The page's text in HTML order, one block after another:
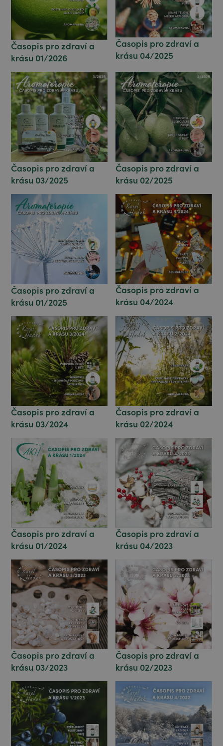
Časopis pro zdraví a
krásu 01/2026
Časopis pro zdraví a
krásu 04/2025
Časopis pro zdraví a
krásu 03/2025
Časopis pro zdraví a
krásu 02/2025
Časopis pro zdraví a
krásu 01/2025
Časopis pro zdraví a
krásu 04/2024
Časopis pro zdraví a
krásu 03/2024
Časopis pro zdraví a
krásu 02/2024
Časopis pro zdraví a
krásu 01/2024
Časopis pro zdraví a
krásu 04/2023
Časopis pro zdraví a
krásu 03/2023
Časopis pro zdraví a
krásu 02/2023